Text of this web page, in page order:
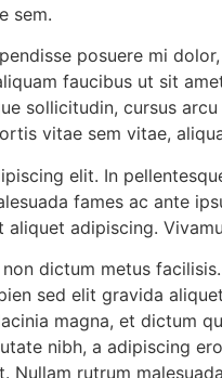
sem.
posuere mi
faucibus ut sit
sollicitudin, cursus
vitae sem vitae,
elit. In
fames ac ante
adipiscing.
dictum metus
sed elit gravida
magna, et dictum
nibh, a adipiscing
Nullam rutrum